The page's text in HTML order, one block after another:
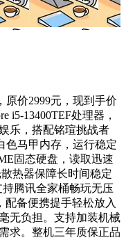
原价2999元，现到手价
i5-13400TEF处理器，
乐，搭配铭瑄挑战者
色马甲内存，运行稳定
固态硬盘，读取迅速
热器保障长时间稳定
腾讯全家桶畅玩无压
配备便携提手轻松放入
无负担。支持加装机械
求。整机三年质保正品